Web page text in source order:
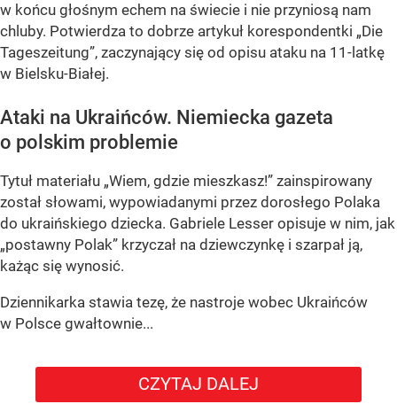
w końcu głośnym echem na świecie i nie przyniosą nam
chluby. Potwierdza to dobrze artykuł korespondentki „Die
Tageszeitung”, zaczynający się od opisu ataku na 11-latkę
w Bielsku-Białej.
Ataki na Ukraińców. Niemiecka gazeta
o polskim problemie
Tytuł materiału „Wiem, gdzie mieszkasz!” zainspirowany
został słowami, wypowiadanymi przez dorosłego Polaka
do ukraińskiego dziecka. Gabriele Lesser opisuje w nim, jak
„postawny Polak” krzyczał na dziewczynkę i szarpał ją,
każąc się wynosić.
Dziennikarka stawia tezę, że nastroje wobec Ukraińców
w Polsce gwałtownie...
CZYTAJ DALEJ